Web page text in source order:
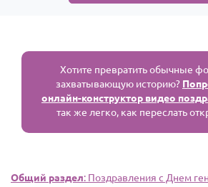
Хотите превратить обычные
захватывающую историю?
онлайн-конструктор видео
так же легко, как переслать
Общий раздел: Поздравления с Днем